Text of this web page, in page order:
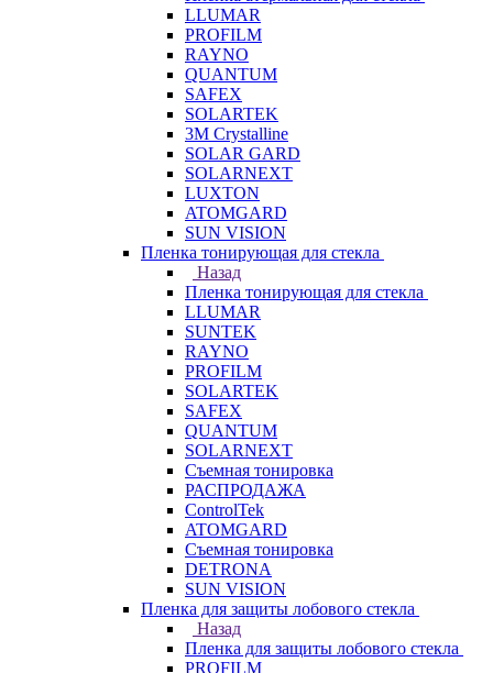
LLUMAR
PROFILM
RAYNO
QUANTUM
SAFEX
SOLARTEK
3M Crystalline
SOLAR GARD
SOLARNEXT
LUXTON
ATOMGARD
SUN VISION
Пленка тонирующая для стекла
Назад
Пленка тонирующая для стекла
LLUMAR
SUNTEK
RAYNO
PROFILM
SOLARTEK
SAFEX
QUANTUM
SOLARNEXT
Съемная тонировка
РАСПРОДАЖА
ControlTek
ATOMGARD
Съемная тонировка
DETRONA
SUN VISION
Пленка для защиты лобового стекла
Назад
Пленка для защиты лобового стекла
PROFILM